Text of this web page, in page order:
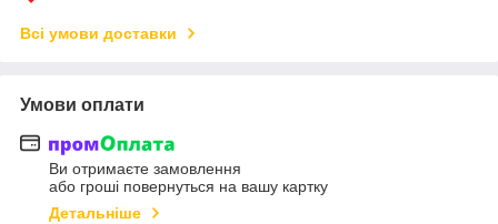
Всі умови доставки
Умови оплати
Ви отримаєте замовлення
або гроші повернуться на вашу картку
Детальніше